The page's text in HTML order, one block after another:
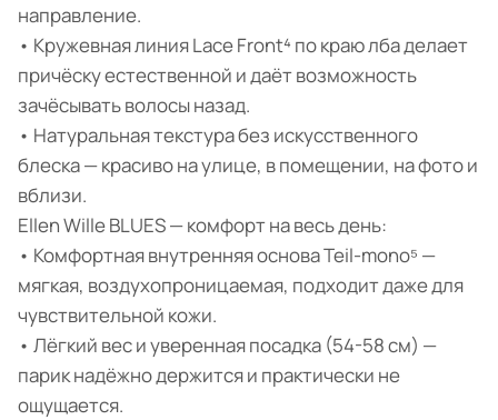
направление.
• Кружевная линия Lace Front⁴ по краю лба делает
причёску естественной и даёт возможность
зачёсывать волосы назад.
• Натуральная текстура без искусственного
блеска — красиво на улице, в помещении, на фото и
вблизи.
Ellen Wille BLUES — комфорт на весь день:
• Комфортная внутренняя основа Teil-mono⁵ —
мягкая, воздухопроницаемая, подходит даже для
чувствительной кожи.
• Лёгкий вес и уверенная посадка (54-58 см) —
парик надёжно держится и практически не
ощущается.